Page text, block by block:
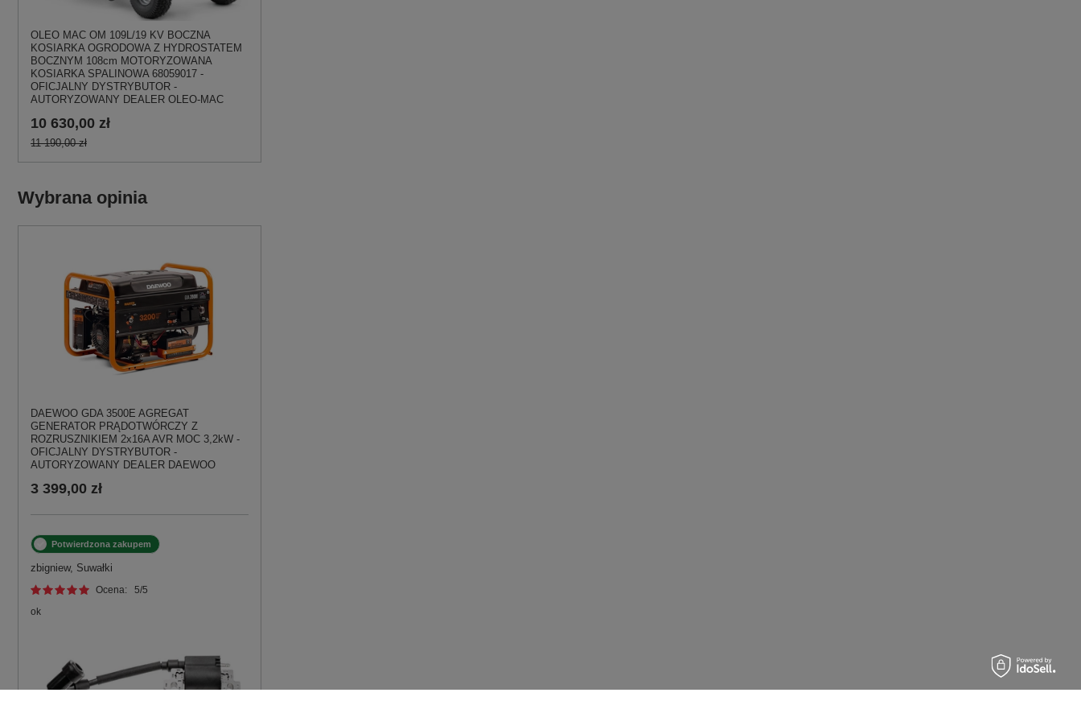
OLEO MAC OM 109L/19 KV BOCZNA
KOSIARKA OGRODOWA Z HYDROSTATEM
BOCZNYM 108cm MOTORYZOWANA
KOSIARKA SPALINOWA 68059017 -
OFICJALNY DYSTRYBUTOR -
AUTORYZOWANY DEALER OLEO-MAC
10 630,00 zł
11 190,00 zł
Wybrana opinia
DAEWOO GDA 3500E AGREGAT
GENERATOR PRĄDOTWÓRCZY Z
ROZRUSZNIKIEM 2x16A AVR MOC 3,2kW -
OFICJALNY DYSTRYBUTOR -
AUTORYZOWANY DEALER DAEWOO
3 399,00 zł
Potwierdzona zakupem
zbigniew, Suwałki
Ocena: 5/5
ok